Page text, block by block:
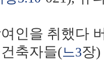
인을 취했다
축자들(느3장